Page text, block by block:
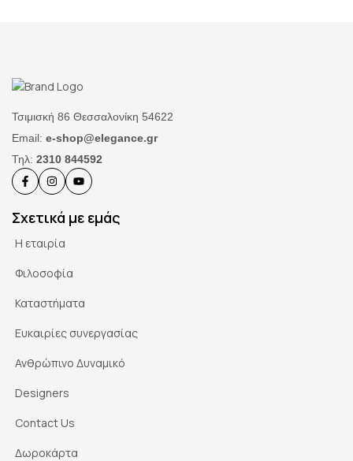
Τσιμισκή 86 Θεσσαλονίκη 54622
Email: e-shop@elegance.gr
Τηλ: 2310 844592
Σχετικά με εμάς
Η εταιρία
Φιλοσοφία
Καταστήματα
Ευκαιρίες συνεργασίας
Ανθρώπινο Δυναμικό
Designers
Contact Us
Δωροκάρτα